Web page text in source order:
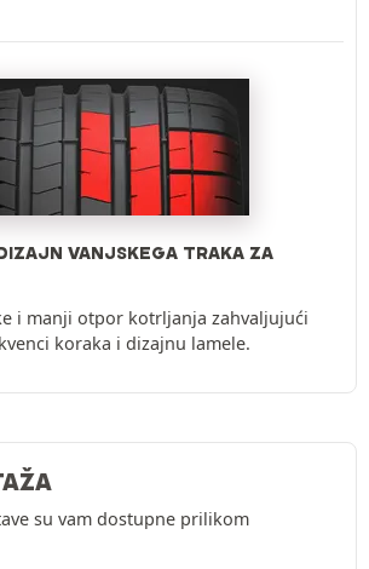
VANJSKEGA TRAKA ZA
i manji otpor kotrljanja zahvaljujući
koraka i dizajnu lamele.
su vam dostupne prilikom